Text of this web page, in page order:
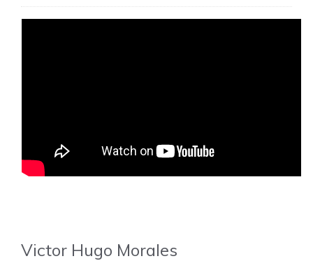
Victor Hugo Morales